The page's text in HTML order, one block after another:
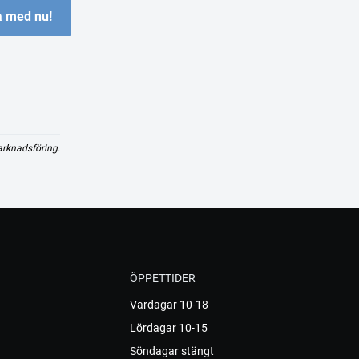
med nu!
ÖPPETTIDER
Vardagar 10-18
Lördagar 10-15
Söndagar stängt